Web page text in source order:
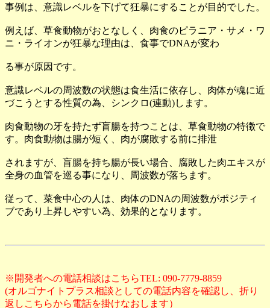
事例は、意識レベルを下げて狂暴にすることが目的でした。
例えば、草食動物がおとなしく、肉食のピラニア・サメ・ワ
ニ・ライオンが狂暴な理由は、食事でDNAが変わ
る事が原因です。
意識レベルの周波数の状態は食生活に依存し、肉体が魂に近
づこうとする性質の為、シンクロ(連動)します。
肉食動物の牙を持たず盲腸を持つことは、草食動物の特徴で
す。肉食動物は腸が短く、肉が腐敗する前に排泄
されますが、盲腸を持ち腸が長い場合、腐敗した肉エキスが
全身の血管を巡る事になり、周波数が落ちます。
従って、菜食中心の人は、肉体のDNAの周波数がポジティ
ブであり上昇しやすい為、効果的となります。
※開発者への電話相談はこちらTEL: 090-7779-8859
(オルゴナイトプラス相談としての電話内容を確認し、折り
返しこちらから電話を掛けなおします）